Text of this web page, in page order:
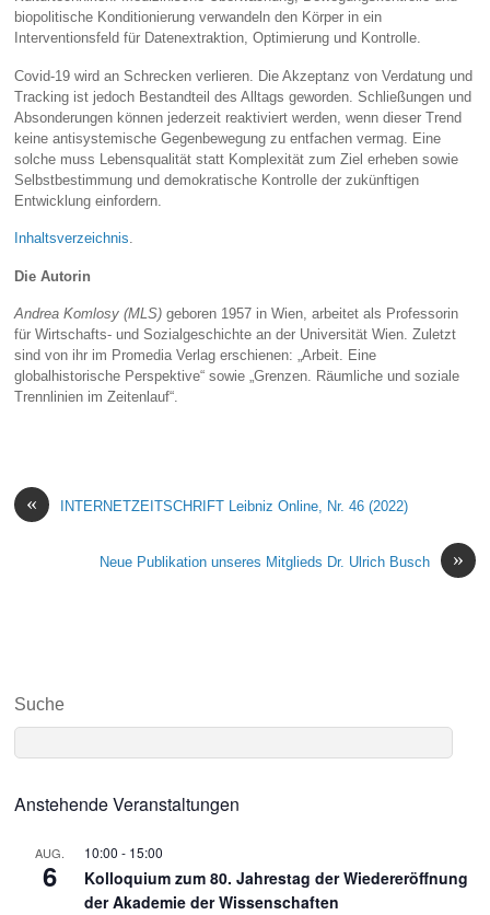
biopolitische Konditionierung verwandeln den Körper in ein
Interventionsfeld für Datenextraktion, Optimierung und Kontrolle.
Covid-19 wird an Schrecken verlieren. Die Akzeptanz von Verdatung und
Tracking ist jedoch Bestandteil des Alltags geworden. Schließungen und
Absonderungen können jederzeit reaktiviert werden, wenn dieser Trend
keine antisystemische Gegenbewegung zu entfachen vermag. Eine
solche muss Lebensqualität statt Komplexität zum Ziel erheben sowie
Selbstbestimmung und demokratische Kontrolle der zukünftigen
Entwicklung einfordern.
Inhaltsverzeichnis.
Die Autorin
Andrea Komlosy (MLS)geboren 1957 in Wien, arbeitet als Professorin
für Wirtschafts- und Sozialgeschichte an der Universität Wien. Zuletzt
sind von ihr im Promedia Verlag erschienen: „Arbeit. Eine
globalhistorische Perspektive“ sowie „Grenzen. Räumliche und soziale
Trennlinien im Zeitenlauf“.
« INTERNETZEITSCHRIFT Leibniz Online, Nr. 46 (2022)
»
Neue Publikation unseres Mitglieds Dr. Ulrich Busch
Suche
Anstehende Veranstaltungen
AUG.
6
10:00 - 15:00
Kolloquium zum 80. Jahrestag der Wiedereröffnung
der Akademie der Wissenschaften